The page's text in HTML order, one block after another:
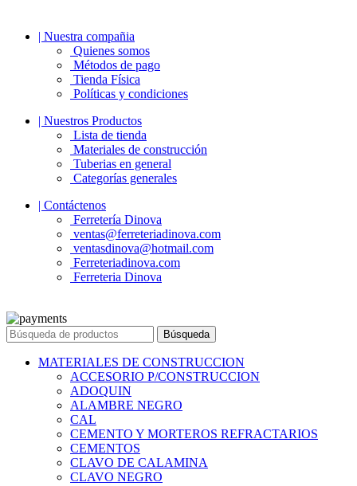
| Nuestra compañia
Quienes somos
Métodos de pago
Tienda Física
Políticas y condiciones
| Nuestros Productos
Lista de tienda
Materiales de construcción
Tuberias en general
Categorías generales
| Contáctenos
Ferretería Dinova
ventas@ferreteriadinova.com
ventasdinova@hotmail.com
Ferreteriadinova.com
Ferreteria Dinova
Búsqueda
MATERIALES DE CONSTRUCCION
ACCESORIO P/CONSTRUCCION
ADOQUIN
ALAMBRE NEGRO
CAL
CEMENTO Y MORTEROS REFRACTARIOS
CEMENTOS
CLAVO DE CALAMINA
CLAVO NEGRO